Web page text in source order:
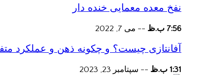
نفخ معده معمایی خنده دار
7:56 ب.ظ -- می 7, 2022
آفانتازی چیست؟ و چکونه ذهن و عملکرد
1:31 ب.ظ -- سپتامبر 23, 2023